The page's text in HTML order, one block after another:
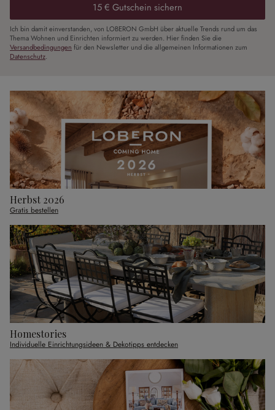
15 € Gutschein sichern
Ich bin damit einverstanden, von LOBERON GmbH über aktuelle Trends rund um das
Thema Wohnen und Einrichten informiert zu werden. Hier finden Sie die
Versandbedingungen für den Newsletter und die allgemeinen Informationen zum
Datenschutz.
Herbst 2026
Gratis bestellen
Homestories
Individuelle Einrichtungsideen & Dekotipps entdecken